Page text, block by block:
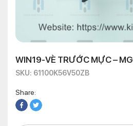
WIN19-VÈ TRƯỚC MỰC – MG
SKU: 61100K56V50ZB
Share: